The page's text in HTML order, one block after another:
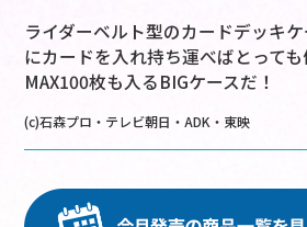
ライダーベルト型のカードデッキ
にカードを入れ持ち運べばとって
MAX100枚も入るBIGケースだ！
(c)石森プロ・テレビ朝日・ADK・東映